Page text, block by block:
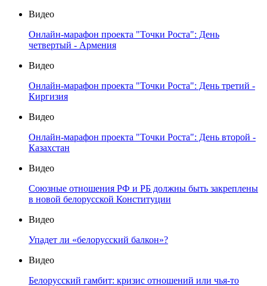
Видео
Онлайн-марафон проекта "Точки Роста": День
четвертый - Армения
Видео
Онлайн-марафон проекта "Точки Роста": День третий -
Киргизия
Видео
Онлайн-марафон проекта "Точки Роста": День второй -
Казахстан
Видео
Союзные отношения РФ и РБ должны быть закреплены
в новой белорусской Конституции
Видео
Упадет ли «белорусский балкон»?
Видео
Белорусский гамбит: кризис отношений или чья-то